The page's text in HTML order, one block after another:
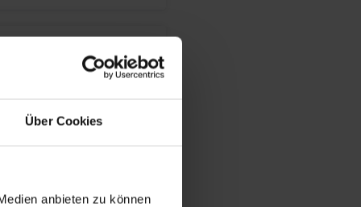
Über Cookies
anbieten zu können